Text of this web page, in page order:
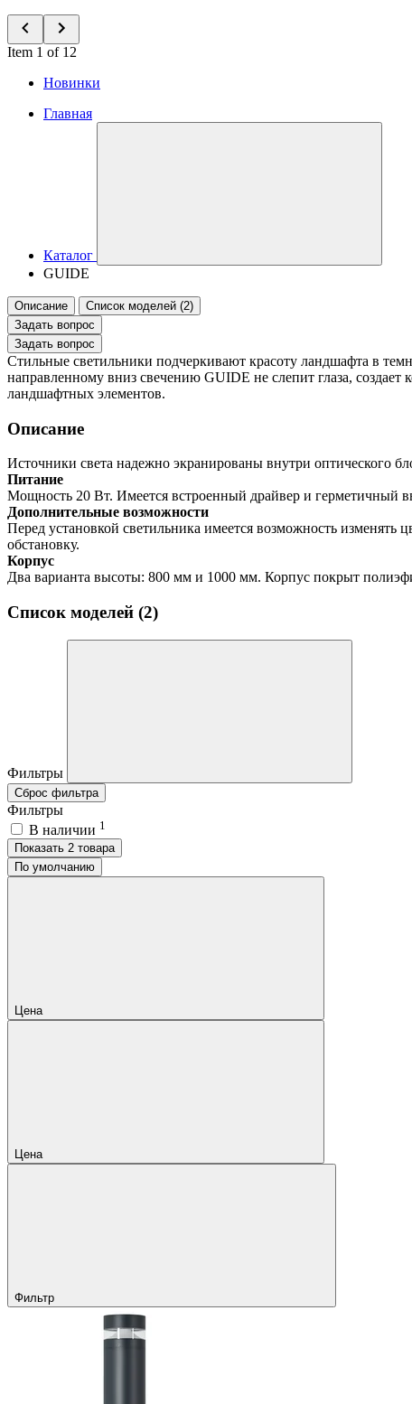
Item 1 of 12
Новинки
Главная
Каталог
GUIDE
Описание
Список моделей (2)
Задать вопрос
Задать вопрос
Стильные светильники подчеркивают красоту ландшафта в
направленному вниз свечению GUIDE не слепит глаза,
ландшафтных элементов.
Описание
Источники света надежно экранированы внутри оптического
Питание
Мощность 20 Вт. Имеется встроенный драйвер и герметичный
Дополнительные возможности
Перед установкой светильника имеется возможность
обстановку.
Корпус
Два варианта высоты: 800 мм и 1000 мм. Корпус покрыт
Список моделей (2)
Фильтры
Сброс фильтра
Фильтры
В наличии 1
Показать 2 товара
По умолчанию
Цена
Цена
Фильтр